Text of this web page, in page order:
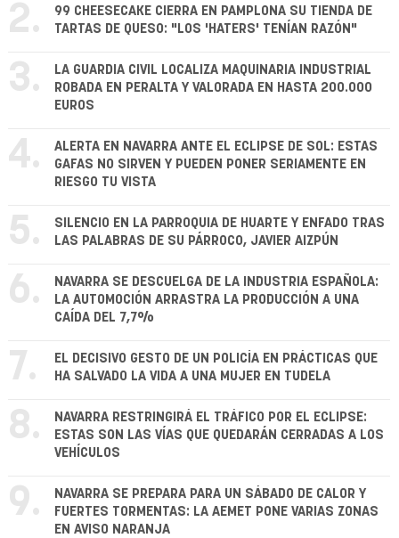
2.
99 CHEESECAKE CIERRA EN PAMPLONA SU TIENDA DE
TARTAS DE QUESO: "LOS 'HATERS' TENÍAN RAZÓN"
3.
LA GUARDIA CIVIL LOCALIZA MAQUINARIA INDUSTRIAL
ROBADA EN PERALTA Y VALORADA EN HASTA 200.000
EUROS
4.
ALERTA EN NAVARRA ANTE EL ECLIPSE DE SOL: ESTAS
GAFAS NO SIRVEN Y PUEDEN PONER SERIAMENTE EN
RIESGO TU VISTA
5.
SILENCIO EN LA PARROQUIA DE HUARTE Y ENFADO TRAS
LAS PALABRAS DE SU PÁRROCO, JAVIER AIZPÚN
6.
NAVARRA SE DESCUELGA DE LA INDUSTRIA ESPAÑOLA:
LA AUTOMOCIÓN ARRASTRA LA PRODUCCIÓN A UNA
CAÍDA DEL 7,7%
7.
EL DECISIVO GESTO DE UN POLICÍA EN PRÁCTICAS QUE
HA SALVADO LA VIDA A UNA MUJER EN TUDELA
8.
NAVARRA RESTRINGIRÁ EL TRÁFICO POR EL ECLIPSE:
ESTAS SON LAS VÍAS QUE QUEDARÁN CERRADAS A LOS
VEHÍCULOS
9.
NAVARRA SE PREPARA PARA UN SÁBADO DE CALOR Y
FUERTES TORMENTAS: LA AEMET PONE VARIAS ZONAS
EN AVISO NARANJA